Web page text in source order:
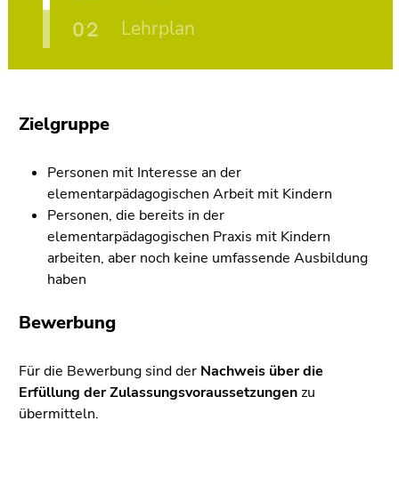
Lehrplan
Zielgruppe
Personen mit Interesse an der
elementarpädagogischen Arbeit mit Kindern
Personen, die bereits in der
elementarpädagogischen Praxis mit Kindern
arbeiten, aber noch keine umfassende Ausbildung
haben
Bewerbung
Für die Bewerbung sind der Nachweis über die
Erfüllung der Zulassungsvoraussetzungenzu
übermitteln.